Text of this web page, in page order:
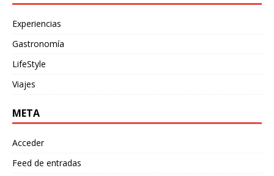
Experiencias
Gastronomía
LifeStyle
Viajes
META
Acceder
Feed de entradas